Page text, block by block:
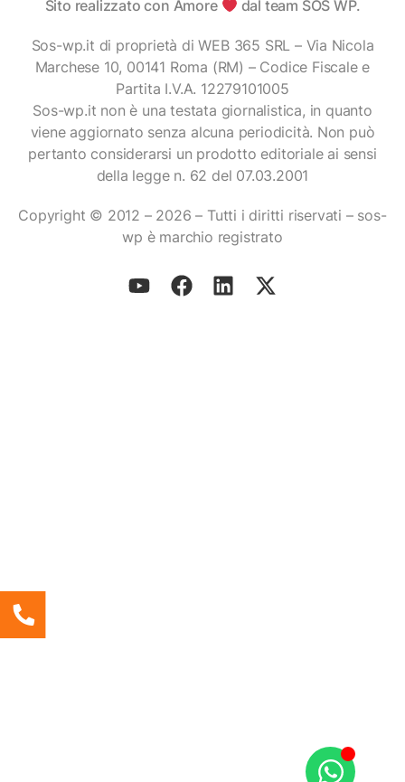
Sito realizzato con Amore dal team SOS WP.
Sos-wp.it di proprietà di WEB 365 SRL – Via Nicola
Marchese 10, 00141 Roma (RM) – Codice Fiscale e
Partita I.V.A. 12279101005
Sos-wp.it non è una testata giornalistica, in quanto
viene aggiornato senza alcuna periodicità. Non può
pertanto considerarsi un prodotto editoriale ai sensi
della legge n. 62 del 07.03.2001
Copyright © 2012 – 2026 – Tutti i diritti riservati – sos-
wp è marchio registrato